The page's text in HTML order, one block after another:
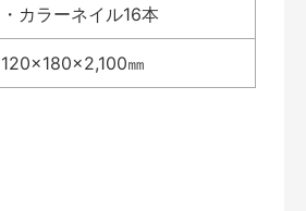
・カラーネイル16本
120×180×2,100㎜